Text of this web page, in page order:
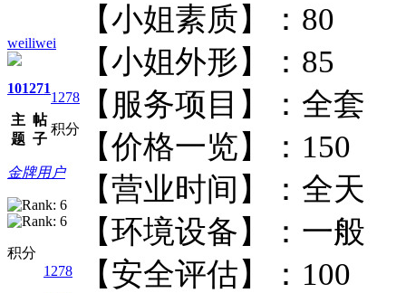
weiliwei
101
主
题
271
帖
子
1278
积分
金牌用户
积分
1278
【小姐素质】：
【小姐外形】：
【服务项目】：
【价格一览】：
【营业时间】：
【环境设备】：
【安全评估】：